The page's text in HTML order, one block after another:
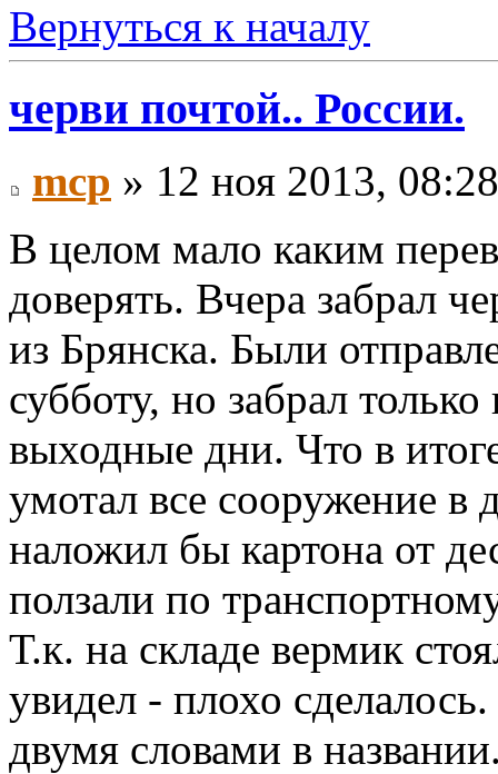
Вернуться к началу
черви почтой.. России.
mcp » 12 ноя 2013, 08:28
В целом мало каким
доверять. Вчера забрал
из Брянска. Были
субботу, но забрал
выходные дни. Что в
умотал все сооружение в
наложил бы картона от
ползали по
Т.к. на складе вермик
увидел - плохо
двумя словами в